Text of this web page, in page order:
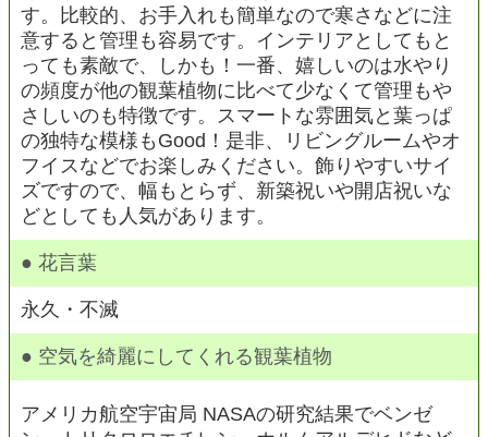
す。比較的、お手入れも簡単なので寒さなどに注
意すると管理も容易です。インテリアとしてもと
っても素敵で、しかも！一番、嬉しいのは水やり
の頻度が他の観葉植物に比べて少なくて管理もや
さしいのも特徴です。スマートな雰囲気と葉っぱ
の独特な模様もGood！是非、リビングルームやオ
フイスなどでお楽しみください。飾りやすいサイ
ズですので、幅もとらず、新築祝いや開店祝いな
どとしても人気があります。
● 花言葉
永久・不滅
● 空気を綺麗にしてくれる観葉植物
アメリカ航空宇宙局 NASAの研究結果でベンゼ